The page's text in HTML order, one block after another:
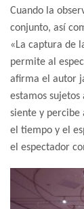
Cuando la
conjunto, así
«La captura de
permite al
afirma el autor
estamos
siente y percibe
el tiempo y el
el espectador